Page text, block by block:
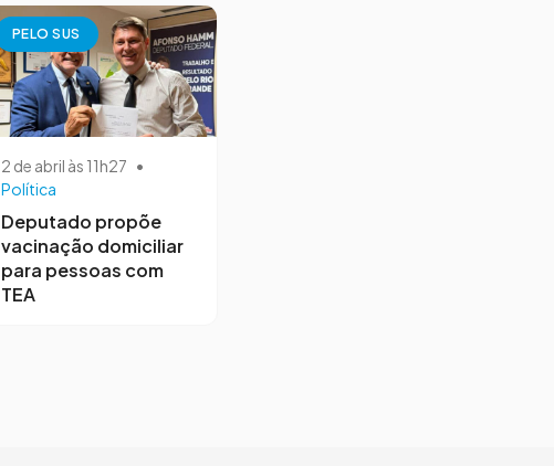
PELO SUS
2 de abril às 11h27 •
Política
Deputado propõe
vacinação domiciliar
para pessoas com
TEA